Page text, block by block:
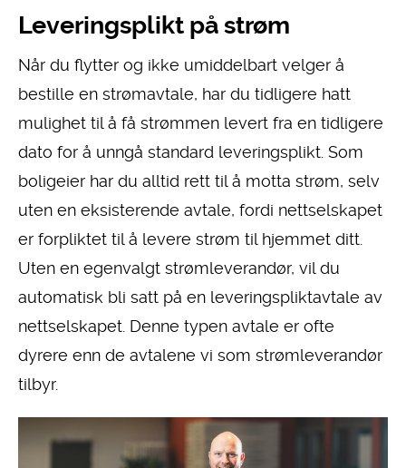
Leveringsplikt på strøm
Når du flytter og ikke umiddelbart velger å
bestille en strømavtale, har du tidligere hatt
mulighet til å få strømmen levert fra en tidligere
dato for å unngå standard leveringsplikt. Som
boligeier har du alltid rett til å motta strøm, selv
uten en eksisterende avtale, fordi nettselskapet
er forpliktet til å levere strøm til hjemmet ditt.
Uten en egenvalgt strømleverandør, vil du
automatisk bli satt på en leveringspliktavtale av
nettselskapet. Denne typen avtale er ofte
dyrere enn de avtalene vi som strømleverandør
tilbyr.